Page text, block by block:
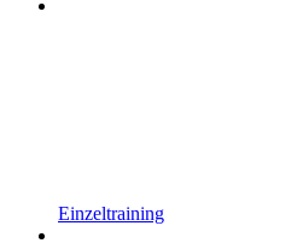
Einzeltraining